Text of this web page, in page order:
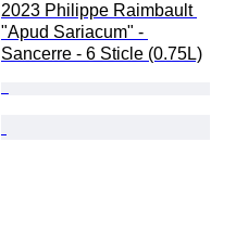
2023 Philippe Raimbault
"Apud Sariacum" -
Sancerre - 6 Sticle (0.75L)